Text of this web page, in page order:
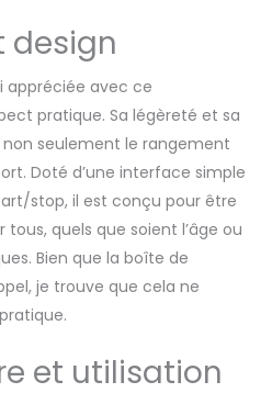
vous soyez grâce à ce
tensiometre poignet
compact. Obtenez des
lectures fiables et
précises IDÉAL POUR UNE
UTILISATION À LA
MAISON : positionnez le
brassard portable du
tensiomètre autour de
votre poignet et alignez
votre poignet à
hauteur de votre cœur
pour des lectures
VOTRE SANTÉ TOUT AU
LONG DE LA JOURNÉE :
design
appréciée avec ce
pratique. Sa légèreté et sa
seulement le rangement
Doté d’une interface simple
stop, il est conçu pour être
quels que soient l’âge ou
Bien que la boîte de
je trouve que cela ne
et utilisation